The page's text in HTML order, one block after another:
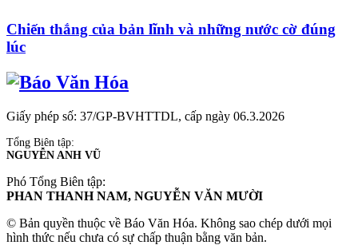
Chiến thắng của bản lĩnh và những nước cờ đúng
lúc
Giấy phép số: 37/GP-BVHTTDL, cấp ngày 06.3.2026
Tổng Biên tập:
NGUYỄN ANH VŨ
Phó Tổng Biên tập:
PHAN THANH NAM, NGUYỄN VĂN MƯỜI
© Bản quyền thuộc về Báo Văn Hóa. Không sao chép dưới mọi
hình thức nếu chưa có sự chấp thuận bằng văn bản.